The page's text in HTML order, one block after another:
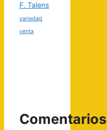
F. Talens
variedad
venta
Comentarios